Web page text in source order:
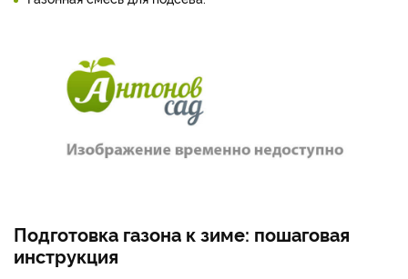
Подготовка газона к зиме: пошаговая
инструкция